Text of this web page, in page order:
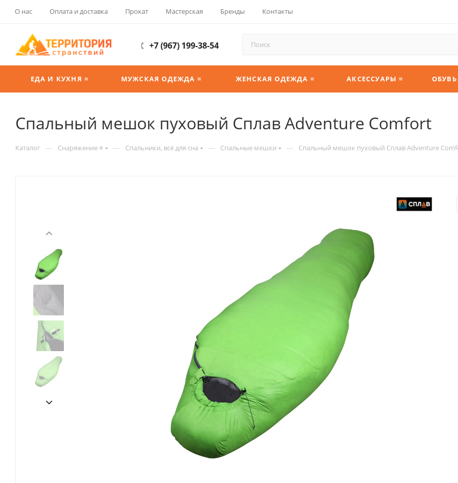
О нас Оплата и доставка Прокат Мастерская Бренды Контакты
+7 (967) 199-38-54
ЕДА И КУХНЯ ≡ МУЖСКАЯ ОДЕЖДА ≡ ЖЕНСКАЯ ОДЕЖДА ≡ АКСЕССУАРЫ ≡ ОБУВЬ
Спальный мешок пуховый Сплав Adventure Comfort
Каталог — Снаряжение ≡ — Спальники, всё для сна — Спальные мешки — Спальный мешок пуховый Сплав Adventure